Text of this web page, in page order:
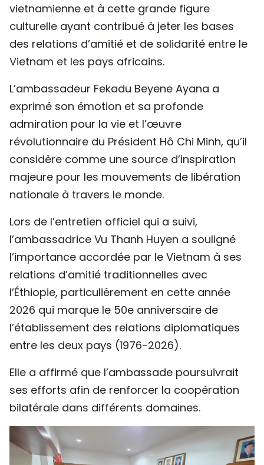
vietnamienne et à cette grande figure
culturelle ayant contribué à jeter les bases
des relations d’amitié et de solidarité entre le
Vietnam et les pays africains.
L’ambassadeur Fekadu Beyene Ayana a
exprimé son émotion et sa profonde
admiration pour la vie et l’œuvre
révolutionnaire du Président Hô Chi Minh, qu’il
considère comme une source d’inspiration
majeure pour les mouvements de libération
nationale à travers le monde.
Lors de l’entretien officiel qui a suivi,
l’ambassadrice Vu Thanh Huyen a souligné
l’importance accordée par le Vietnam à ses
relations d’amitié traditionnelles avec
l’Éthiopie, particulièrement en cette année
2026 qui marque le 50e anniversaire de
l’établissement des relations diplomatiques
entre les deux pays (1976-2026).
Elle a affirmé que l’ambassade poursuivrait
ses efforts afin de renforcer la coopération
bilatérale dans différents domaines.